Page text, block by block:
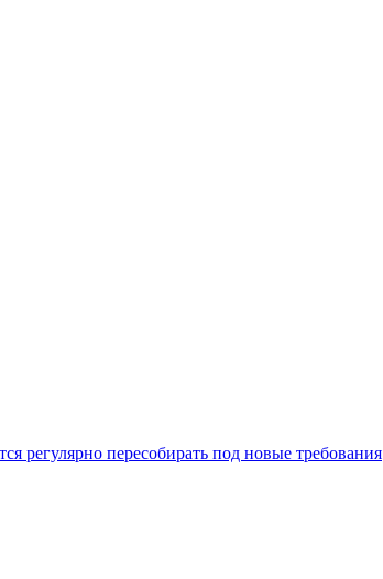
регулярно пересобирать под новые требования